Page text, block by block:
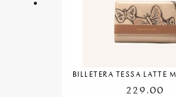
BILLETERA TESSA LATTE
229.00